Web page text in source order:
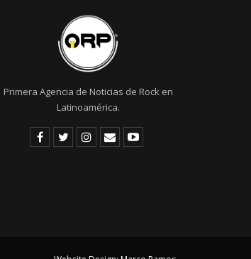
Primera Agencia de Noticias de Rock en
Latinoamérica.